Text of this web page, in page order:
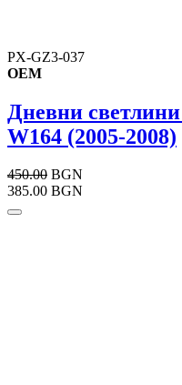
PX-GZ3-037
OEM
Дневни
W164 (2005-2008)
450.00 BGN
385.00 BGN